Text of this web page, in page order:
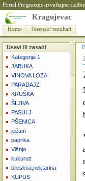
Portal Prognozno-izveštajne
Kragujevac
Home Terenski rezultati
Usevi ili zasadi
Kategorija 1
JABUKA
VINOVA LOZA
PARADAJZ
KRUŠKA
ŠLJIVA
PASULJ
PŠENICA
ječam
paprika
Višnja
kukuruz
breskva,nektarina
KUPUS